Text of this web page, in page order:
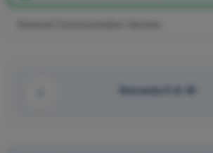
Domanda 8 di 40